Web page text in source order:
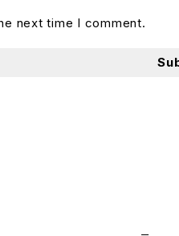
next time I comment.